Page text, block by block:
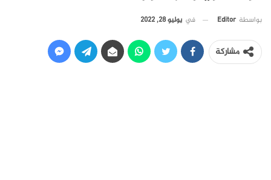
بواسطة Editor في يوليو 28, 2022
مشاركة